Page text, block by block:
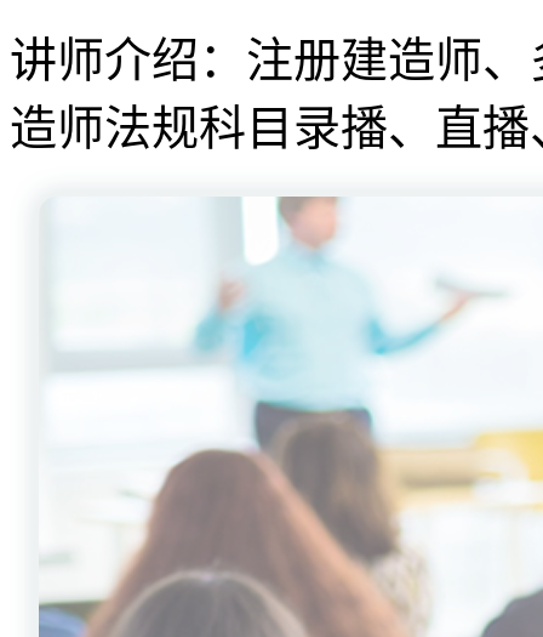
讲师介绍：注册建造师
造师法规科目录播、直